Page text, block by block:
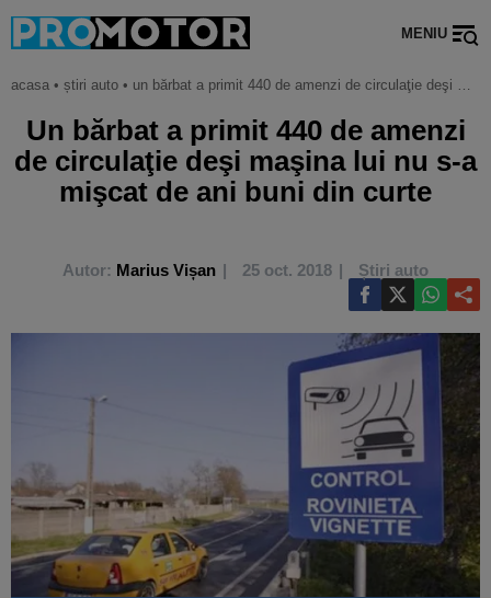
MENIU
acasa • știri auto • un bărbat a primit 440 de amenzi de circulaţie deşi maşina lui nu s-a mişcat de ani buni din curte
Un bărbat a primit 440 de amenzi
de circulaţie deşi maşina lui nu s-a
mişcat de ani buni din curte
Autor: Marius Vișan 25 oct. 2018 Știri auto